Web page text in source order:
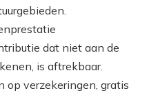
dat niet aan de
is aftrekbaar.
op verzekeringen, gratis